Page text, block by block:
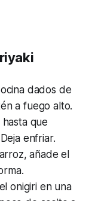
dados de
a fuego alto.
que
enfriar.
añade el
onigiri en una